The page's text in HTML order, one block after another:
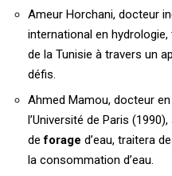
Ameur Horchani, docteur
international en hydrologie,
de la Tunisie à travers un
défis.
Ahmed Mamou, docteur
l’Université de Paris
deforage d’eau, traitera
la consommation d’eau.